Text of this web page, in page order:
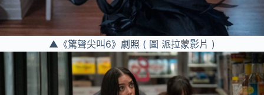
▲《驚聲尖叫6》劇照 ( 圖 派拉蒙影片 )